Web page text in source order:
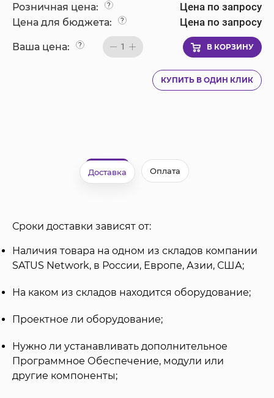
Розничная цена: ? Цена по запросу
Цена для бюджета: ? Цена по запросу
Ваша цена: ? 1 В КОРЗИНУ
КУПИТЬ В ОДИН КЛИК
Доставка Оплата
Сроки доставки зависят от:
Наличия товара на одном из складов компании
SATUS Network, в России, Европе, Азии, США;
На каком из складов находится оборудование;
Проектное ли оборудование;
Нужно ли устанавливать дополнительное
Программное Обеспечение, модули или
другие компоненты;